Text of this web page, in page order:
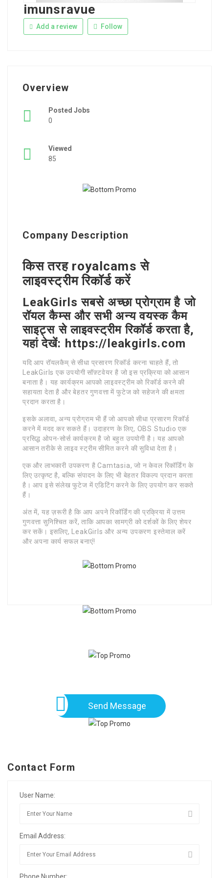
imunsravue
Add a review Follow
Overview
Posted Jobs
0
Viewed
85
Company Description
किस तरह royalcams से
लाइवस्ट्रीम रिकॉर्ड करें
LeakGirls सबसे अच्छा प्रोग्राम है जो
रॉयल कैम्स और सभी अन्य वयस्क कैम
साइट्स से लाइवस्ट्रीम रिकॉर्ड करता है,
यहां देखें: https://leakgirls.com
यदि आप रॉयलकैम् से सीधा प्रसारण रिकॉर्ड करना चाहते हैं, तो
LeakGirls एक उपयोगी सॉफ़्टवेयर है जो इस प्रक्रिया को आसान
बनाता है। यह कार्यक्रम आपको लाइवस्ट्रीम को रिकॉर्ड करने की
सहायता देता है और बेहतर गुणवत्ता में फुटेज को सहेजने की क्षमता
प्रदान करता है।
इसके अलावा, अन्य प्रोग्राम भी हैं जो आपको सीधा प्रसारण रिकॉर्ड
करने में मदद कर सकते हैं। उदाहरण के लिए, OBS Studio एक
प्रसिद्ध ओपन-सोर्स कार्यक्रम है जो बहुत उपयोगी है। यह आपको
आसान तरीके से लाइव स्ट्रीम सीमित करने की सुविधा देता है।
एक और लाभकारी उपकरण है Camtasia, जो न केवल रिकॉर्डिंग के
लिए उत्कृष्ट है, बल्कि संपादन के लिए भी बेहतर विकल्प प्रदान करता
है। आप इसे संलेख फुटेज में एडिटिंग करने के लिए उपयोग कर सकते
हैं।
अंत में, यह ज़रूरी है कि आप अपने रिकॉर्डिंग की प्रक्रिया में उत्तम
गुणवत्ता सुनिश्चित करें, ताकि आपका सामग्री को दर्शकों के लिए शेयर
कर सकें। इसलिए, LeakGirls और अन्य उपकरण इस्तेमाल करें
और अपना कार्य सफल बनाएं!
Send Message
Contact Form
User Name:
Email Address: